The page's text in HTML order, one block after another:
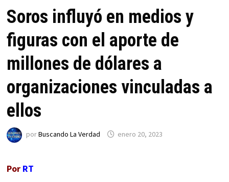
Soros influyó en medios y
figuras con el aporte de
millones de dólares a
organizaciones vinculadas a
ellos
porBuscando La Verdad enero 20, 2023
Por RT